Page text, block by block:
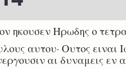
ηκουσεν Ηρωδης ο
αυτου· Ουτος
αι δυναμεις εν